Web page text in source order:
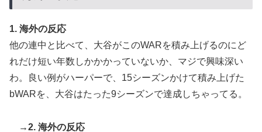
1. 海外の反応
他の連中と比べて、大谷がこのWARを積み上げるのにど
れだけ短い年数しかかかっていないか、マジで興味深い
わ。良い例がハーパーで、15シーズンかけて積み上げた
bWARを、大谷はたった9シーズンで達成しちゃってる。
→2. 海外の反応